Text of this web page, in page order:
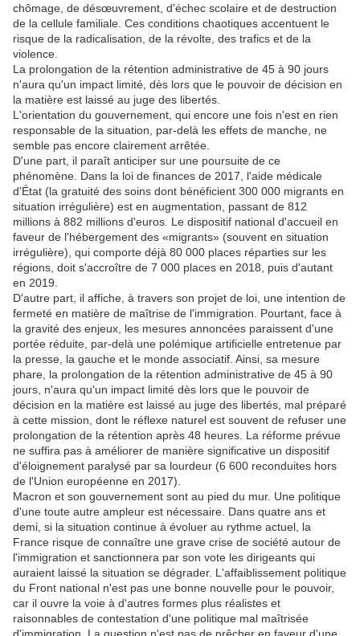
chômage, de désœuvrement, d'échec scolaire et de destruction
de la cellule familiale. Ces conditions chaotiques accentuent le
risque de la radicalisation, de la révolte, des trafics et de la
violence.
La prolongation de la rétention administrative de 45 à 90 jours
n'aura qu'un impact limité, dès lors que le pouvoir de décision en
la matière est laissé au juge des libertés.
L'orientation du gouvernement, qui encore une fois n'est en rien
responsable de la situation, par-delà les effets de manche, ne
semble pas encore clairement arrêtée.
D'une part, il paraît anticiper sur une poursuite de ce
phénomène. Dans la loi de finances de 2017, l'aide médicale
d'État (la gratuité des soins dont bénéficient 300 000 migrants en
situation irrégulière) est en augmentation, passant de 812
millions à 882 millions d'euros. Le dispositif national d'accueil en
faveur de l'hébergement des «migrants» (souvent en situation
irrégulière), qui comporte déjà 80 000 places réparties sur les
régions, doit s'accroître de 7 000 places en 2018, puis d'autant
en 2019.
D'autre part, il affiche, à travers son projet de loi, une intention de
fermeté en matière de maîtrise de l'immigration. Pourtant, face à
la gravité des enjeux, les mesures annoncées paraissent d'une
portée réduite, par-delà une polémique artificielle entretenue par
la presse, la gauche et le monde associatif. Ainsi, sa mesure
phare, la prolongation de la rétention administrative de 45 à 90
jours, n'aura qu'un impact limité dès lors que le pouvoir de
décision en la matière est laissé au juge des libertés, mal préparé
à cette mission, dont le réflexe naturel est souvent de refuser une
prolongation de la rétention après 48 heures. La réforme prévue
ne suffira pas à améliorer de manière significative un dispositif
d'éloignement paralysé par sa lourdeur (6 600 reconduites hors
de l'Union européenne en 2017).
Macron et son gouvernement sont au pied du mur. Une politique
d'une toute autre ampleur est nécessaire. Dans quatre ans et
demi, si la situation continue à évoluer au rythme actuel, la
France risque de connaître une grave crise de société autour de
l'immigration et sanctionnera par son vote les dirigeants qui
auraient laissé la situation se dégrader. L'affaiblissement politique
du Front national n'est pas une bonne nouvelle pour le pouvoir,
car il ouvre la voie à d'autres formes plus réalistes et
raisonnables de contestation d'une politique mal maîtrisée